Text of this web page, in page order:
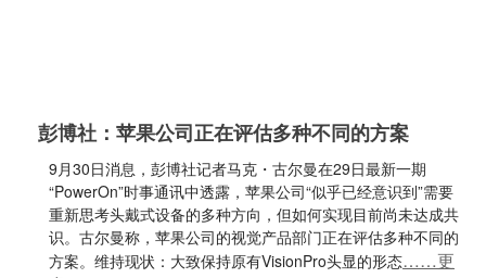
彭博社：苹果公司正在评估多种不同的方案
9月30日消息，彭博社记者马克・古尔曼在29日最新一期
“PowerOn”时事通讯中透露，苹果公司“似乎已经意识到”需要
重新思考头戴式设备的多种方向，但如何实现目前尚未达成共
识。古尔曼称，苹果公司的视觉产品部门正在评估多种不同的
方案。维持现状：大致保持原有VisionPro头显的形态……更